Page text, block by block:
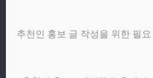
광고 제휴 홍보 일반 문의 :
추천인 홍보 글 작성을 위한 필